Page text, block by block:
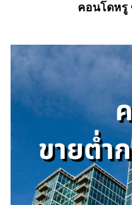
คอนโดหรู